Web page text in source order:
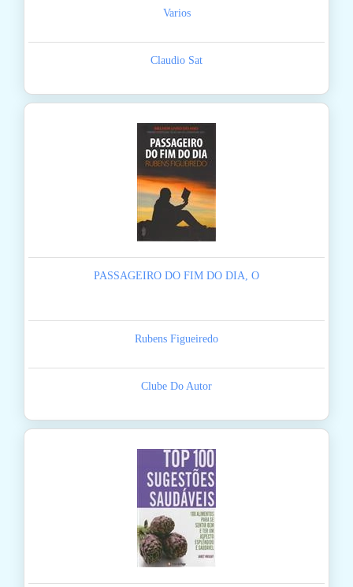
Varios
Claudio Sat
PASSAGEIRO DO FIM DO DIA, O
Rubens Figueiredo
Clube Do Autor